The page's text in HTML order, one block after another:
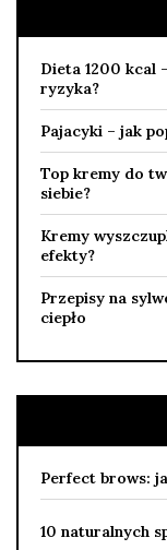
Dieta 1200 kcal
ryzyka?
Pajacyki – jak
Top kremy do
siebie?
Kremy
efekty?
Przepisy na
ciepło
Perfect brows:
10 naturalnych